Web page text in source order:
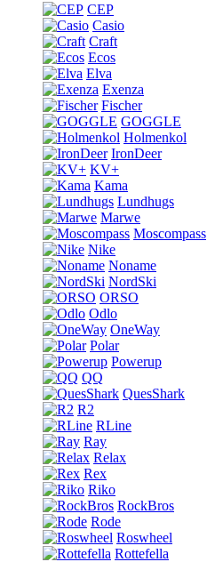
CEP
Casio
Craft
Ecos
Elva
Exenza
Fischer
GOGGLE
Holmenkol
IronDeer
KV+
Kama
Lundhugs
Marwe
Moscompass
Nike
Noname
NordSki
ORSO
Odlo
OneWay
Polar
Powerup
QQ
QuesShark
R2
RLine
Ray
Relax
Rex
Riko
RockBros
Rode
Roswheel
Rottefella